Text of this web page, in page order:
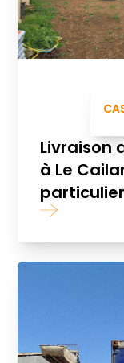
Livraison
à Le
particulier